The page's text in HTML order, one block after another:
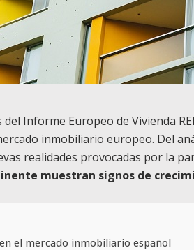
Informe Europeo de Vivienda
inmobiliario europeo. Del
realidades provocadas por la
muestran signos de
el mercado inmobiliario español